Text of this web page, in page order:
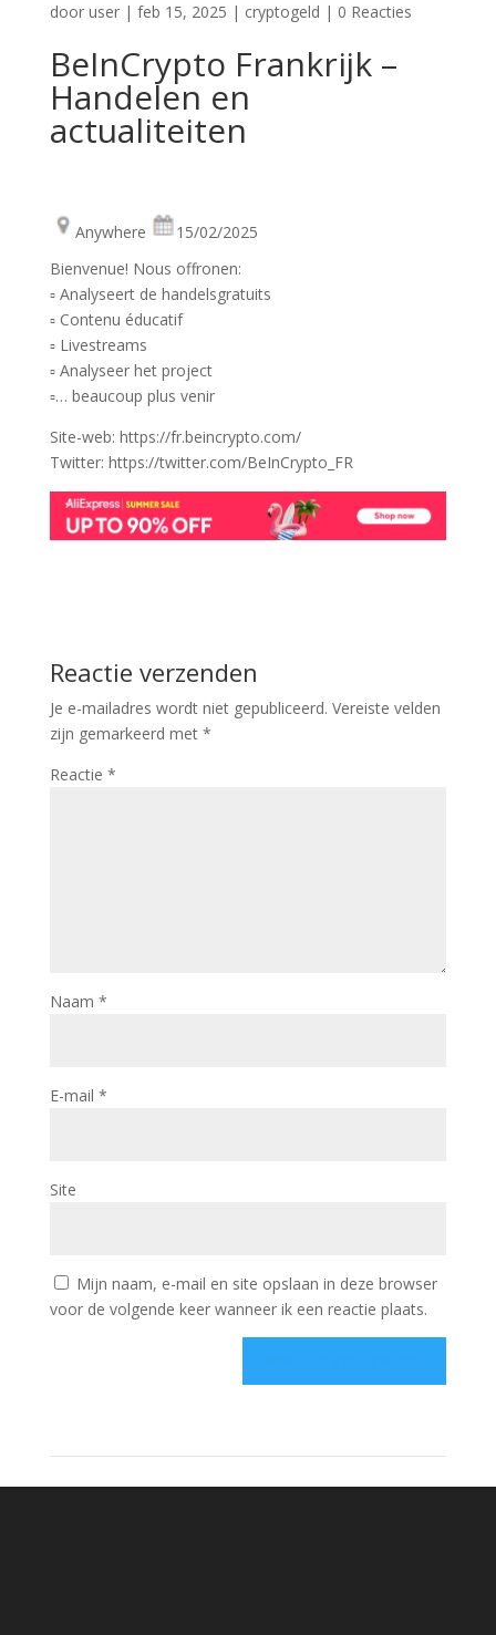
door user| feb 15, 2025 | cryptogeld | 0 Reacties
BeInCrypto Frankrijk –
Handelen en
actualiteiten
Anywhere
15/02/2025
Bienvenue! Nous offronen:
▫️ Analyseert de handelsgratuits
▫️ Contenu éducatif
▫️ Livestreams
▫️ Analyseer het project
▫️… beaucoup plus venir
Site-web: https://fr.beincrypto.com/
Twitter: https://twitter.com/BeInCrypto_FR
Reactie verzenden
Je e-mailadres wordt niet gepubliceerd. Vereiste velden
zijn gemarkeerd met *
Reactie *
Naam *
E-mail *
Site
Mijn naam, e-mail en site opslaan in deze browser
voor de volgende keer wanneer ik een reactie plaats.